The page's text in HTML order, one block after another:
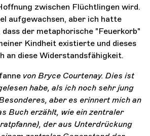
zwischen Flüchtlingen wird.
aufgewachsen, aber ich hatte
der metaphorische "Feuerkorb"
Kindheit existierte und dieses
an diese Widerstandsfähigkeit.
von Bryce Courtenay. Dies ist
habe, als ich noch sehr jung
aber es erinnert mich an
Buch erzählt, wie ein zentraler
der aus Unterdrückung